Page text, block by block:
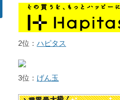
2位： ハピタス
3位： げん玉